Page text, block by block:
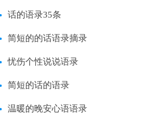
话的语录35条
简短的的话语录摘录
忧伤个性说说语录
简短的话的语录
温暖的晚安心语语录